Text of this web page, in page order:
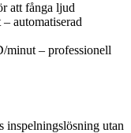
att fånga ljud
automatiserad
minut – professionell
inspelningslösning utan